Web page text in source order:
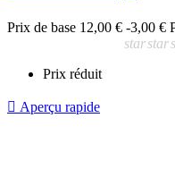
Prix de base 12,00 € -3,00 €
starstar
Prix réduit
 Aperçu rapide